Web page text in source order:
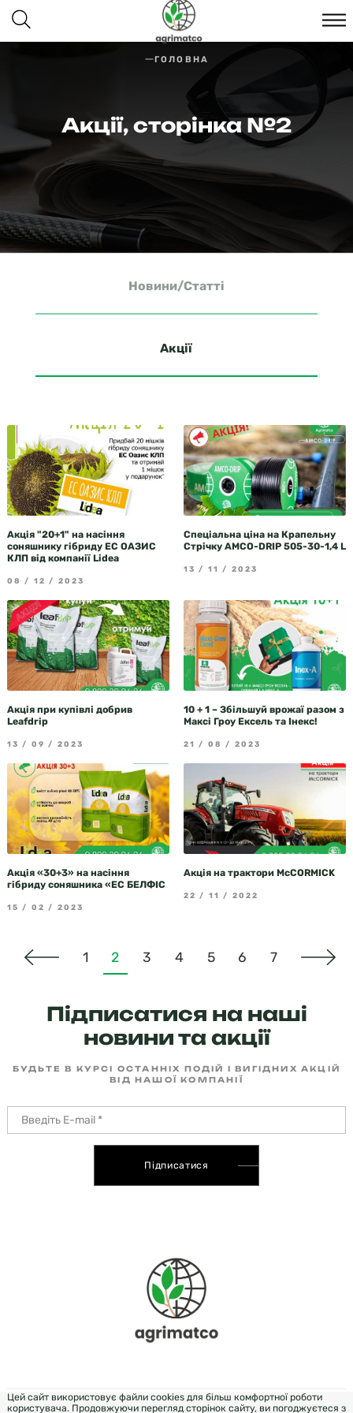
ГОЛОВНА
Акції, сторінка №2
Новини/Статті
Акції
Акція "20+1" на насіння
соняшнику гібриду ЕС ОАЗИС
КЛП від компанії Lidea
08 / 12 / 2023
Спеціальна ціна на Крапельну
Стрічку AMCO-DRIP 505-30-1,4 L
13 / 11 / 2023
Акція при купівлі добрив
Leafdrip
13 / 09 / 2023
10 + 1 – Збільшуй врожаї разом з
Максі Гроу Ексель та Інекс!
21 / 08 / 2023
Акція «30+3» на насіння
гібриду соняшника «ЕС БЕЛФІС
15 / 02 / 2023
Акція на трактори McCORMICK
22 / 11 / 2022
1 2 3 4 5 6 7
Підписатися на наші
новини та акції
БУДЬТЕ В КУРСІ ОСТАННІХ ПОДІЙ І ВИГІДНИХ АКЦІЙ
ВІД НАШОЇ КОМПАНІЇ
Підписатися
Цей сайт використовує файли cookies для більш комфортної роботи
користувача. Продовжуючи перегляд сторінок сайту, ви погоджуєтеся з